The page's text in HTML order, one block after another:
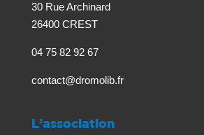
30 Rue Archinard
26400 CREST
04 75 82 92 67
contact@dromolib.fr
L’association